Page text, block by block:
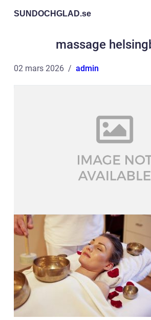
SUNDOCHGLAD.se
massage
02 mars 2026 admin